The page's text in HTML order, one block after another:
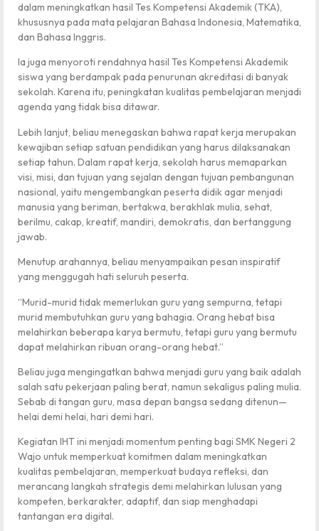
dalam meningkatkan hasil Tes Kompetensi Akademik (TKA),
khususnya pada mata pelajaran Bahasa Indonesia, Matematika,
dan Bahasa Inggris.
Ia juga menyoroti rendahnya hasil Tes Kompetensi Akademik
siswa yang berdampak pada penurunan akreditasi di banyak
sekolah. Karena itu, peningkatan kualitas pembelajaran menjadi
agenda yang tidak bisa ditawar.
Lebih lanjut, beliau menegaskan bahwa rapat kerja merupakan
kewajiban setiap satuan pendidikan yang harus dilaksanakan
setiap tahun. Dalam rapat kerja, sekolah harus memaparkan
visi, misi, dan tujuan yang sejalan dengan tujuan pembangunan
nasional, yaitu mengembangkan peserta didik agar menjadi
manusia yang beriman, bertakwa, berakhlak mulia, sehat,
berilmu, cakap, kreatif, mandiri, demokratis, dan bertanggung
jawab.
Menutup arahannya, beliau menyampaikan pesan inspiratif
yang menggugah hati seluruh peserta.
“Murid-murid tidak memerlukan guru yang sempurna, tetapi
murid membutuhkan guru yang bahagia. Orang hebat bisa
melahirkan beberapa karya bermutu, tetapi guru yang bermutu
dapat melahirkan ribuan orang-orang hebat.”
Beliau juga mengingatkan bahwa menjadi guru yang baik adalah
salah satu pekerjaan paling berat, namun sekaligus paling mulia.
Sebab di tangan guru, masa depan bangsa sedang ditenun—
helai demi helai, hari demi hari.
Kegiatan IHT ini menjadi momentum penting bagi SMK Negeri 2
Wajo untuk memperkuat komitmen dalam meningkatkan
kualitas pembelajaran, memperkuat budaya refleksi, dan
merancang langkah strategis demi melahirkan lulusan yang
kompeten, berkarakter, adaptif, dan siap menghadapi
tantangan era digital.